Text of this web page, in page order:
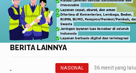
BERITA LAINNYA
NASIONAL 36 menit yang lalu